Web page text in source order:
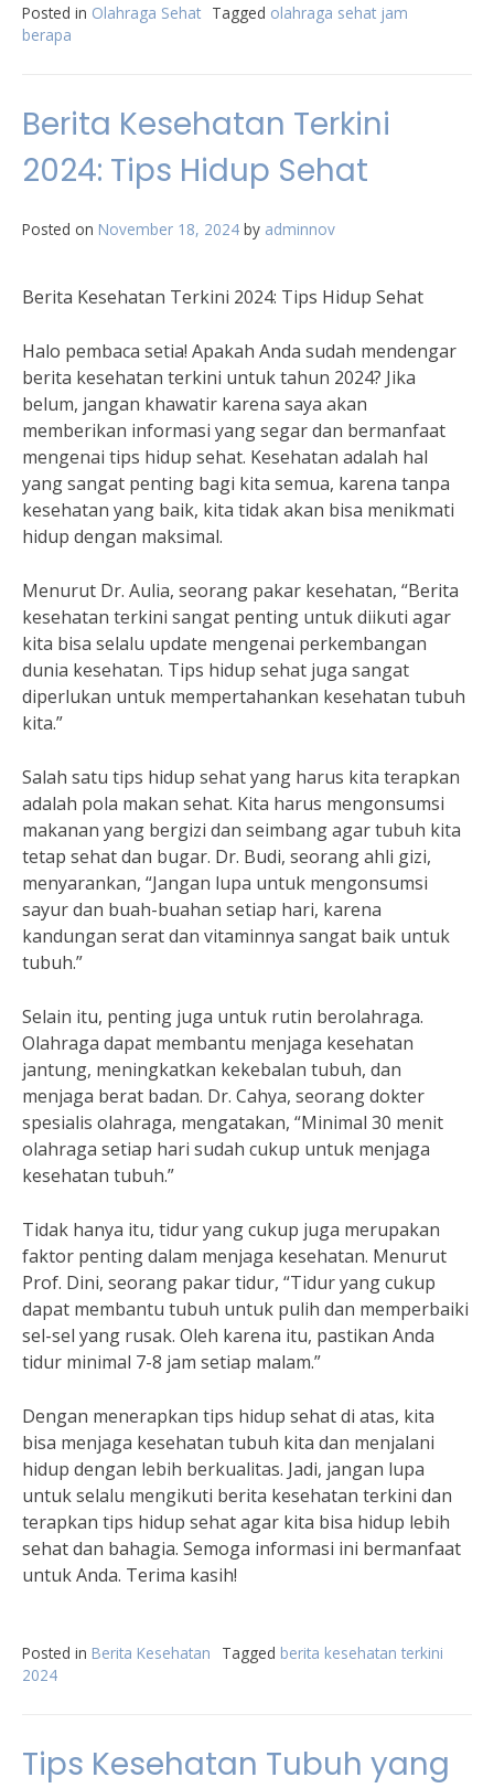
Posted in Olahraga Sehat Tagged olahraga sehat jam
berapa
Berita Kesehatan Terkini
2024: Tips Hidup Sehat
Posted on November 18, 2024 by adminnov
Berita Kesehatan Terkini 2024: Tips Hidup Sehat
Halo pembaca setia! Apakah Anda sudah mendengar
berita kesehatan terkini untuk tahun 2024? Jika
belum, jangan khawatir karena saya akan
memberikan informasi yang segar dan bermanfaat
mengenai tips hidup sehat. Kesehatan adalah hal
yang sangat penting bagi kita semua, karena tanpa
kesehatan yang baik, kita tidak akan bisa menikmati
hidup dengan maksimal.
Menurut Dr. Aulia, seorang pakar kesehatan, “Berita
kesehatan terkini sangat penting untuk diikuti agar
kita bisa selalu update mengenai perkembangan
dunia kesehatan. Tips hidup sehat juga sangat
diperlukan untuk mempertahankan kesehatan tubuh
kita.”
Salah satu tips hidup sehat yang harus kita terapkan
adalah pola makan sehat. Kita harus mengonsumsi
makanan yang bergizi dan seimbang agar tubuh kita
tetap sehat dan bugar. Dr. Budi, seorang ahli gizi,
menyarankan, “Jangan lupa untuk mengonsumsi
sayur dan buah-buahan setiap hari, karena
kandungan serat dan vitaminnya sangat baik untuk
tubuh.”
Selain itu, penting juga untuk rutin berolahraga.
Olahraga dapat membantu menjaga kesehatan
jantung, meningkatkan kekebalan tubuh, dan
menjaga berat badan. Dr. Cahya, seorang dokter
spesialis olahraga, mengatakan, “Minimal 30 menit
olahraga setiap hari sudah cukup untuk menjaga
kesehatan tubuh.”
Tidak hanya itu, tidur yang cukup juga merupakan
faktor penting dalam menjaga kesehatan. Menurut
Prof. Dini, seorang pakar tidur, “Tidur yang cukup
dapat membantu tubuh untuk pulih dan memperbaiki
sel-sel yang rusak. Oleh karena itu, pastikan Anda
tidur minimal 7-8 jam setiap malam.”
Dengan menerapkan tips hidup sehat di atas, kita
bisa menjaga kesehatan tubuh kita dan menjalani
hidup dengan lebih berkualitas. Jadi, jangan lupa
untuk selalu mengikuti berita kesehatan terkini dan
terapkan tips hidup sehat agar kita bisa hidup lebih
sehat dan bahagia. Semoga informasi ini bermanfaat
untuk Anda. Terima kasih!
Posted in Berita Kesehatan Tagged berita kesehatan terkini
2024
Tips Kesehatan Tubuh yang